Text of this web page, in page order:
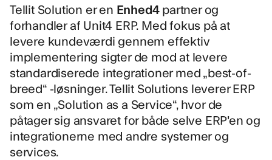
Tellit Solution er en Enhed4partner og
forhandler af Unit4 ERP. Med fokus på at
levere kundeværdi gennem effektiv
implementering sigter de mod at levere
standardiserede integrationer med „best-of-
breed“ -løsninger. Tellit Solutions leverer ERP
som en „Solution as a Service“, hvor de
påtager sig ansvaret for både selve ERP'en og
integrationerne med andre systemer og
services.